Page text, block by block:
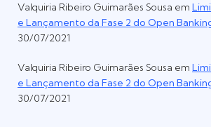
Valquiria Ribeiro Guimarães Sousa em
e Lançamento da Fase 2 do Open
30/07/2021
Valquiria Ribeiro Guimarães Sousa em
e Lançamento da Fase 2 do Open
30/07/2021